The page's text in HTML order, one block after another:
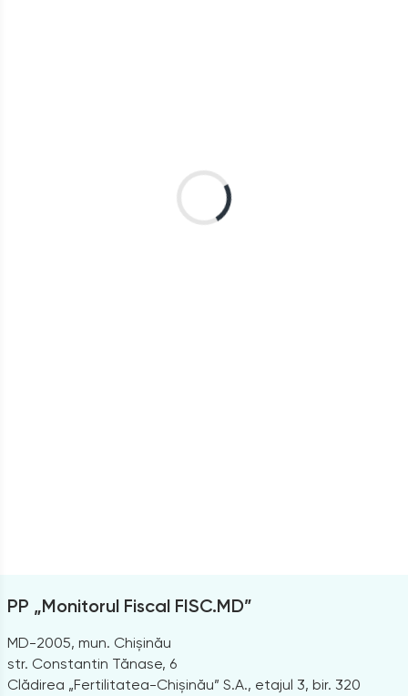
PP „Monitorul Fiscal FISC.MD”
MD-2005, mun. Chișinău
str. Constantin Tănase, 6
Clădirea „Fertilitatea-Chișinău” S.A., etajul 3, bir. 320